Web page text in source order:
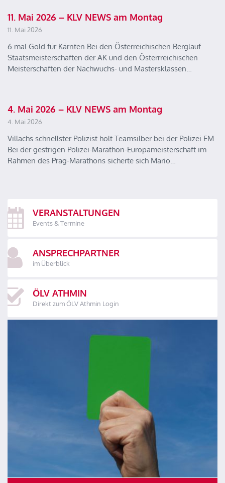
11. Mai 2026 – KLV NEWS am Montag
11. Mai 2026
6 mal Gold für Kärnten Bei den Österreichischen Berglauf
Staatsmeisterschaften der AK und den Österrreichischen
Meisterschaften der Nachwuchs- und Mastersklassen…
4. Mai 2026 – KLV NEWS am Montag
4. Mai 2026
Villachs schnellster Polizist holt Teamsilber bei der Polizei EM
Bei der gestrigen Polizei-Marathon-Europameisterschaft im
Rahmen des Prag-Marathons sicherte sich Mario…
VERANSTALTUNGEN
Events & Termine
ANSPRECHPARTNER
im Überblick
ÖLV ATHMIN
Direkt zum ÖLV Athmin Login